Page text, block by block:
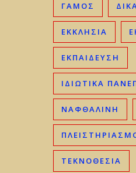
ΓΑΜΟΣ
ΕΚΚΛΗΣΊΑ
ΕΚΠΑΊΔΕΥΣΗ
ΙΔΙΩΤΙΚΆ
ΝΑΦΘΑΛΊΝΗ
ΤΕΚΝΟΘΕΣΊΑ